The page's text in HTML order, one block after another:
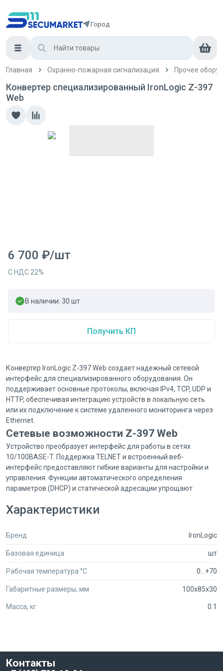
Город
Главная Охранно-пожарная сигнализация Прочее
Конвертер специализированный IronLogic Z-397
Web
6 700 ₽/шт
С НДС 22%
В наличии: 30 шт
Получить КП
Конвертер IronLogic Z-397 Web создает надежный сетевой
интерфейс для специализированного оборудования. Он
поддерживает основные протоколы, включая IPv4, TCP, UDP и
HTTP, обеспечивая интеграцию устройств в локальную сеть
или их подключение к системе удаленного мониторинга через
Ethernet.
Сетевые возможности Z-397 Web
Устройство преобразует интерфейс для работы в сетях
10/100BASE-T. Поддержка TELNET и встроенный веб-
интерфейс предоставляют гибкие варианты для настройки и
управления. Функции автоматического определения
параметров (DHCP) и статической адресации упрощают
Интерфейс Ethernet RJ-45
Автоматическое получение сетевых настроек (DHCP)
Secumarket объединяет предложения сотен поставщиков
товаров, что позволяет найти необходимое оборудование и
юридическое лицо вы получаете доступ к оптовым ценам. Для
обсуждения персональных скидок на крупные закупки
Характеристики
Бренд IronLogic
Базовая единица шт
Рабочая температура °C 0...+70
Габаритные размеры, мм 100x85x30
Масса, кг 0.1
Контакты